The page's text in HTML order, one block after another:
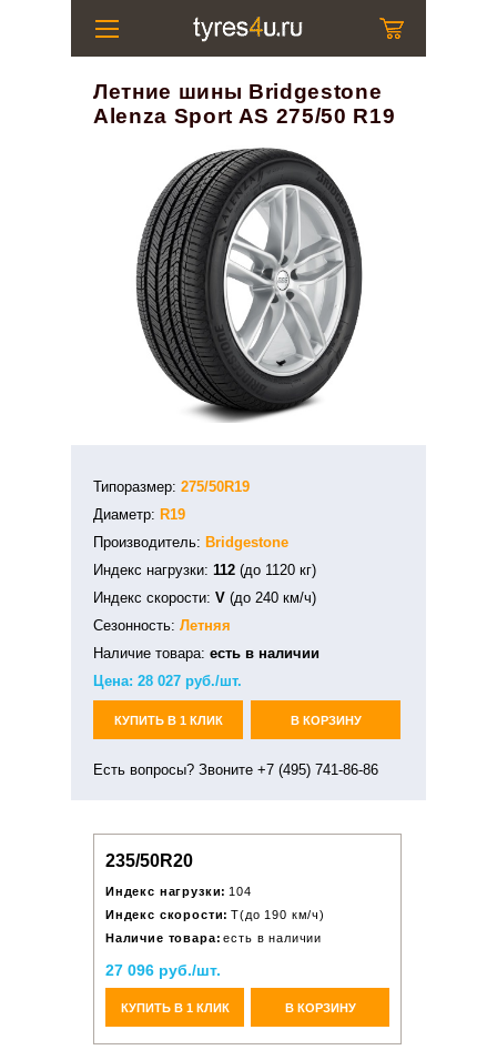
Летние шины Bridgestone
Alenza Sport AS 275/50 R19
Типоразмер: 275/50R19
Диаметр: R19
Производитель: Bridgestone
Индекс нагрузки: 112 (до 1120 кг)
Индекс скорости: V (до 240 км/ч)
Сезонность: Летняя
Наличие товара: есть в наличии
Цена: 28 027 руб./шт.
КУПИТЬ В 1 КЛИК В КОРЗИНУ
Есть вопросы? Звоните +7 (495) 741-86-86
235/50R20
Индекс нагрузки: 104
Индекс скорости: T(до 190 км/ч)
Наличие товара: есть в наличии
27 096 руб./шт.
КУПИТЬ В 1 КЛИК В КОРЗИНУ